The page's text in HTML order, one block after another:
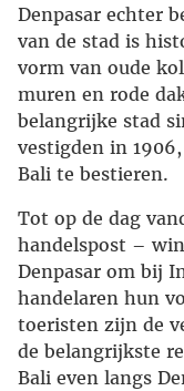
Denpasar echter
van de stad is
vorm van oude
muren en rode
belangrijke stad
vestigden in
Bali te bestieren.
Tot op de dag
handelspost –
Denpasar om bij
handelaren hun
toeristen zijn de
de belangrijkste
Bali even langs